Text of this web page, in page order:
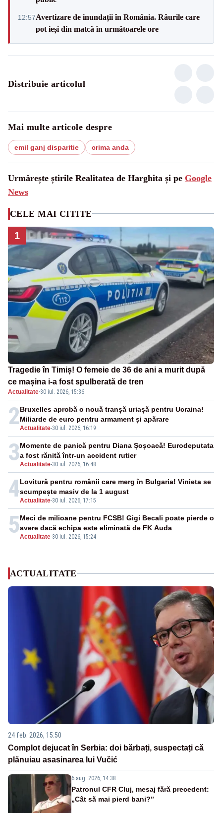
12:57Avertizare de inundații în România. Râurile care
pot ieși din matcă în următoarele ore
Distribuie articolul
Mai multe articole despre
emil ganj disparitie crima anda
Urmărește știrile Realitatea de Harghita și pe Google
News
CELE MAI CITITE
1
Tragedie în Timiș! O femeie de 36 de ani a murit după
ce mașina i-a fost spulberată de tren
Actualitate·30 iul. 2026, 15:36
2Actualitate-30 iul. 2026, 16:19
Bruxelles aprobă o nouă tranșă uriașă pentru Ucraina!
Miliarde de euro pentru armament și apărare
3Actualitate-30 iul. 2026, 16:48
Momente de panică pentru Diana Șoșoacă! Eurodeputata
a fost rănită într-un accident rutier
4Actualitate-30 iul. 2026, 17:15
Lovitură pentru românii care merg în Bulgaria! Vinieta se
scumpește masiv de la 1 august
5Actualitate-30 iul. 2026, 15:24
Meci de milioane pentru FCSB! Gigi Becali poate pierde o
avere dacă echipa este eliminată de FK Auda
ACTUALITATE
24 feb. 2026, 15:50
Complot dejucat în Serbia: doi bărbați, suspectați că
plănuiau asasinarea lui Vučić
6 aug. 2026, 14:38
Patronul CFR Cluj, mesaj fără precedent:
„Cât să mai pierd bani?”